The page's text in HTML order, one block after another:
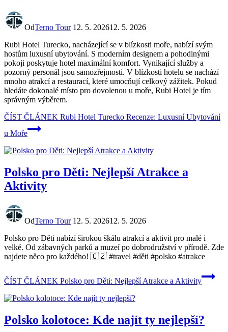
OdTerno Tour 12. 5. 202612. 5. 2026
Rubi Hotel Turecko, nacházející se v blízkosti moře, nabízí svým
hostům luxusní ubytování. S moderním designem a pohodlnými
pokoji poskytuje hotel maximální komfort. Vynikající služby a
pozorný personál jsou samozřejmostí. V blízkosti hotelu se nachází
mnoho atrakcí a restaurací, které umocňují celkový zážitek. Pokud
hledáte dokonalé místo pro dovolenou u moře, Rubi Hotel je tím
správným výběrem.
ČÍST ČLÁNEK Rubi Hotel Turecko Recenze: Luxusní Ubytování
u Moře
Polsko pro Děti: Nejlepší Atrakce a
Aktivity
OdTerno Tour 12. 5. 202612. 5. 2026
Polsko pro Děti nabízí širokou škálu atrakcí a aktivit pro malé i
velké. Od zábavných parků a muzeí po dobrodružství v přírodě. Zde
najdete něco pro každého! 🇨🇿 #travel #děti #polsko #atrakce
ČÍST ČLÁNEK Polsko pro Děti: Nejlepší Atrakce a Aktivity
Polsko kolotoce: Kde najít ty nejlepší?